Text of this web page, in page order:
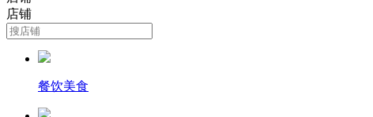
店铺
餐饮美食